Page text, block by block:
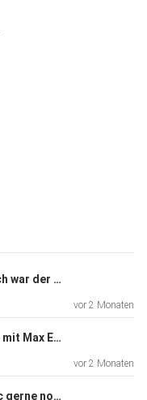
Deniz Aytekin: Ein Fan-Spruch war der Anfang vom Ende! Teil 1 von 2!
vor 2 Monaten
Phrasenmäher-Spezial: Talk mit Max Eberl bei BILD 100 Sport!
vor 2 Monaten
Niko Kovac: Ich hätte Modric gerne noch beim BVB! Teil 2 von 2